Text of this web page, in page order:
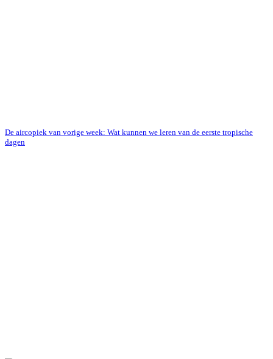
De aircopiek van vorige week: Wat kunnen we leren van de eerste tropische
dagen